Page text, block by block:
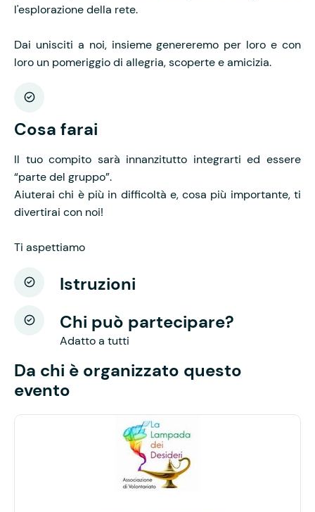
l'esplorazione della rete.
Dai unisciti a noi, insieme genereremo per loro e con
loro un pomeriggio di allegria, scoperte e amicizia.
Cosa farai
Il tuo compito sarà innanzitutto integrarti ed essere
“parte del gruppo”.
Aiuterai chi è più in difficoltà e, cosa più importante, ti
divertirai con noi!
Ti aspettiamo
Istruzioni
Chi può partecipare?
Adatto a tutti
Da chi è organizzato questo
evento